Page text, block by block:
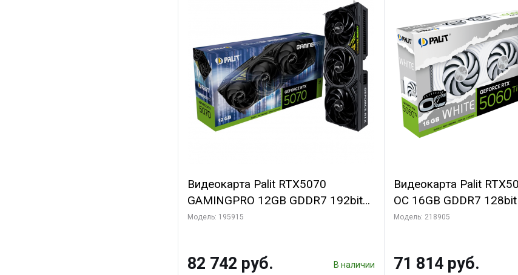
Видеокарта Palit RTX5070
GAMINGPRO 12GB GDDR7 192bit
3xDP HDMI 3FAN RTL
Модель: 195915
82 742 руб. В наличии
Видеокарта Palit
OC 16GB GDDR7 128bit
2FAN RTL
Модель: 218905
71 814 руб.